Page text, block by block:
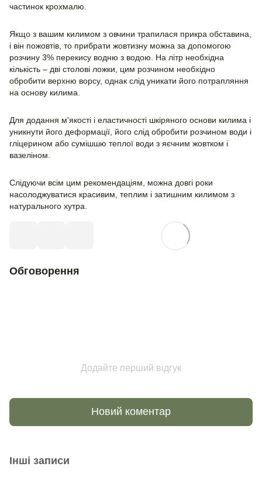
частинок крохмалю.
Якщо з вашим килимом з овчини трапилася прикра обставина,
і він пожовтів, то прибрати жовтизну можна за допомогою
розчину 3% перекису водню з водою. На літр необхідна
кількість – дві столові ложки, цим розчином необхідно
обробити верхню ворсу, однак слід уникати його потрапляння
на основу килима.
Для додання м'якості і еластичності шкіряного основи килима і
уникнути його деформації, його слід обробити розчином води і
гліцерином або сумішшю теплої води з яєчним жовтком і
вазеліном.
Слідуючи всім цим рекомендаціям, можна довгі роки
насолоджуватися красивим, теплим і затишним килимом з
натурального хутра.
Обговорення
Додайте перший відгук
Новий коментар
Інші записи